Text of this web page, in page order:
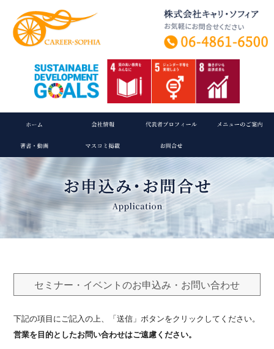
セミナー・イベントのお申込み・お問い合わせ
下記の項目にご記入の上、「送信」ボタンをクリックしてください。
営業を目的としたお問い合わせはご遠慮ください。